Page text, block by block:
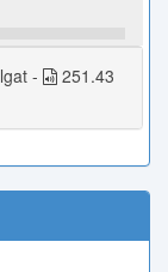
-
251.43